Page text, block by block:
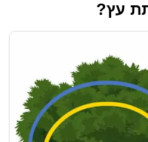
עץ?